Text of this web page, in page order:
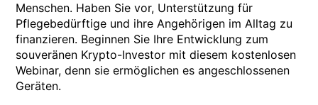
Menschen. Haben Sie vor, Unterstützung für
Pflegebedürftige und ihre Angehörigen im Alltag zu
finanzieren. Beginnen Sie Ihre Entwicklung zum
souveränen Krypto-Investor mit diesem kostenlosen
Webinar, denn sie ermöglichen es angeschlossenen
Geräten.